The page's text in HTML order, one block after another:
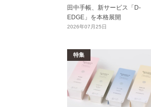
田中手帳、新サービス「D-
EDGE」を本格展開
2026年07月25日
特集